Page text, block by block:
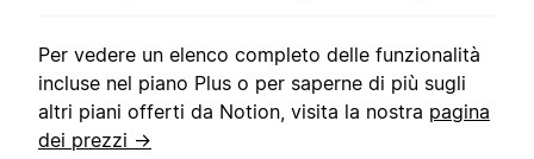
Per vedere un elenco completo delle funzionalità
incluse nel piano Plus o per saperne di più sugli
altri piani offerti da Notion, visita la nostra pagina
dei prezzi →